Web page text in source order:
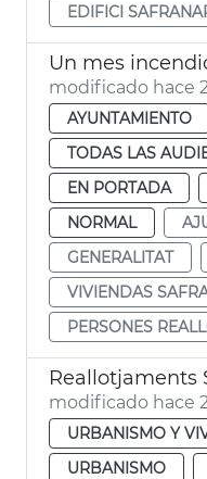
EDIFICI
modificado hace
AYUNTAMIENTO
TODAS LAS
EN PORTADA
NORMAL
GENERALITAT
VIVIENDAS
PERSONES
Reallotjaments
modificado hace
URBANISMO Y
URBANISMO